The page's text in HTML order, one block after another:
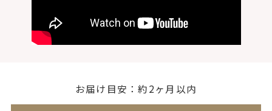
お届け目安：約2ヶ月以内